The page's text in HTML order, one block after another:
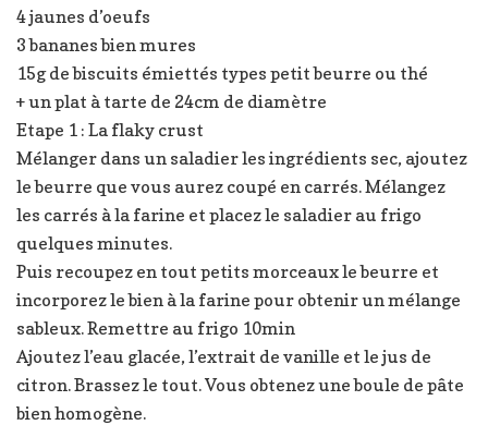
4 jaunes d’oeufs
3 bananes bien mures
15g de biscuits émiettés types petit beurre ou thé
+ un plat à tarte de 24cm de diamètre
Etape 1 : La flaky crust
Mélanger dans un saladier les ingrédients sec, ajoutez
le beurre que vous aurez coupé en carrés. Mélangez
les carrés à la farine et placez le saladier au frigo
quelques minutes.
Puis recoupez en tout petits morceaux le beurre et
incorporez le bien à la farine pour obtenir un mélange
sableux. Remettre au frigo 10min
Ajoutez l’eau glacée, l’extrait de vanille et le jus de
citron. Brassez le tout. Vous obtenez une boule de pâte
bien homogène.